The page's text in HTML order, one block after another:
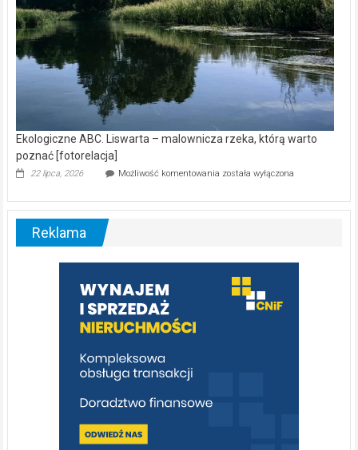
Ekologiczne ABC. Liswarta – malownicza rzeka, którą warto
poznać [fotorelacja]
22 lipca, 2026 Możliwość komentowania Ekologiczne
–
warto
poznać
[fotorelacja]
została wyłączona
Reklama